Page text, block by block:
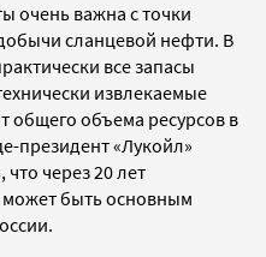
очень важна с точки
сланцевой нефти. В
все запасы
извлекаемые
общего объема ресурсов в
президент «Лукойл»
что через 20 лет
быть основным